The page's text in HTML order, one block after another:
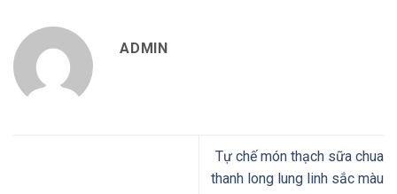
ADMIN
Tự chế món thạch sữa chua
thanh long lung linh sắc màu